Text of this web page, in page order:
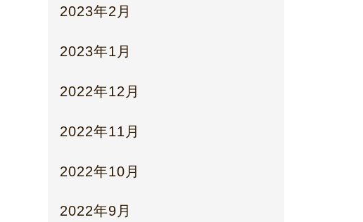
2023年2月
2023年1月
2022年12月
2022年11月
2022年10月
2022年9月